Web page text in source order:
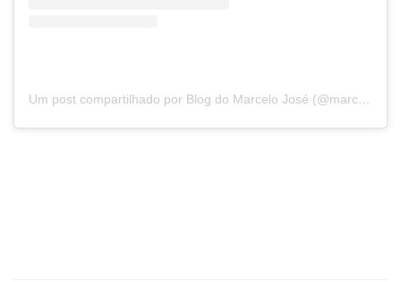
Um post compartilhado por Blog do Marcelo José (@marcelojosepb)